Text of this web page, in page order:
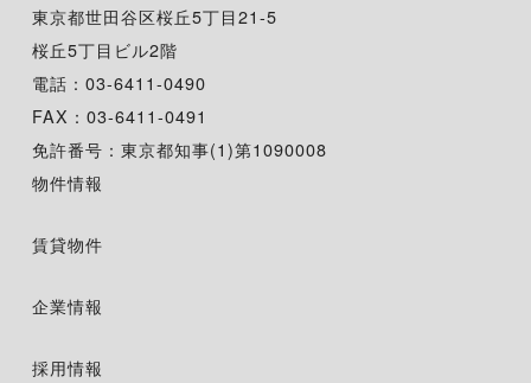
東京都世田谷区桜丘5丁目21-5
桜丘5丁目ビル2階
電話：03-6411-0490
FAX：03-6411-0491
免許番号：東京都知事(1)第1090008
物件情報
賃貸物件
企業情報
採用情報